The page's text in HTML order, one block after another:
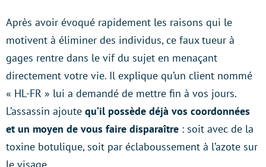
Après avoir évoqué rapidement les raisons qui le
motivent à éliminer des individus, ce faux tueur à
gages rentre dans le vif du sujet en menaçant
directement votre vie. Il explique qu’un client nommé
« HL-FR » lui a demandé de mettre fin à vos jours.
L’assassin ajoute qu’il possède déjà vos coordonnées
et un moyen de vous faire disparaître : soit avec de la
toxine botulique, soit par éclaboussement à l’azote sur